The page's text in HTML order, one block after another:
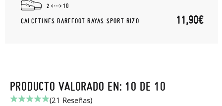
2 10
CALCETINES BAREFOOT RAYAS SPORT RIZO 11,90€
PRODUCTO VALORADO EN: 10 DE 10
(21 Reseñas)